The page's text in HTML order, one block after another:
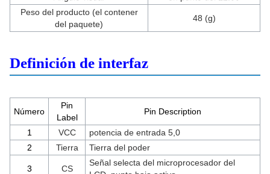
Peso del producto (el contener
del paquete)
48 (g)
Definición de interfaz
Número
Pin
Label
Pin Description
1 VCC
potencia de entrada 5,0
2
Tierra Tierra del poder
3 CS
Señal selecta del microprocesador del